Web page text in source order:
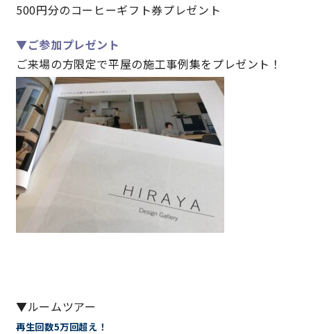
最響の家
Groovin’
nattoku住宅25周年記念モデル
納得リフォームスタジオ
500円分のコーヒーギフト券プレゼント
▼ご参加プレゼント
ご来場の方限定で平屋の施工事例集をプレゼント！
▼ルームツアー
再生回数5万回超え！